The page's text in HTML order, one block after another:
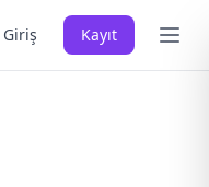
Giriş Kayıt Ana